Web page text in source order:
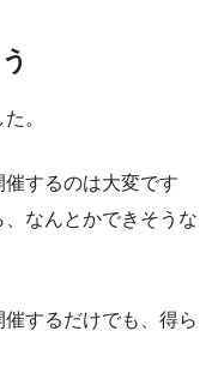
。
するのは大変です
なんとかできそうな
するだけでも、得ら